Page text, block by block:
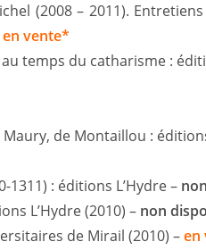
(2008 – 2011).
en vente*
temps du catharisme :
de Montaillou :
1311) : éditions L’Hydre –
L’Hydre (2010) – non
de Mirail (2010) –en